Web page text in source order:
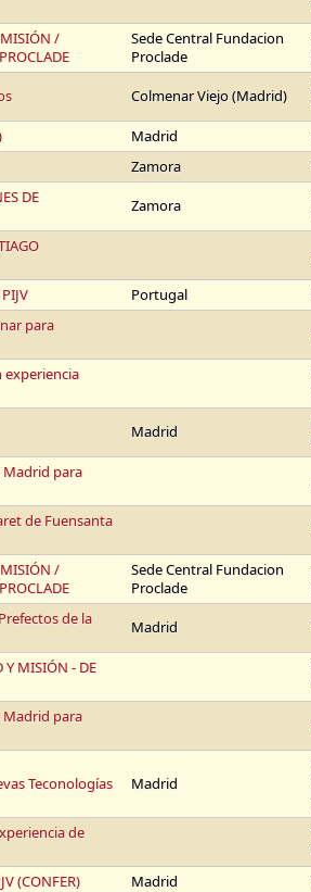
MISIÓN /
Sede Central Fundacion
Proclade
Colmenar Viejo (Madrid)
Madrid
Zamora
DE
Zamora
Portugal
para
experiencia
Madrid
Madrid para
de Fuensanta
MISIÓN /
Sede Central Fundacion
Proclade
de la
Madrid
Y MISIÓN - DE
Madrid para
Teconologías Madrid
de
(CONFER) Madrid